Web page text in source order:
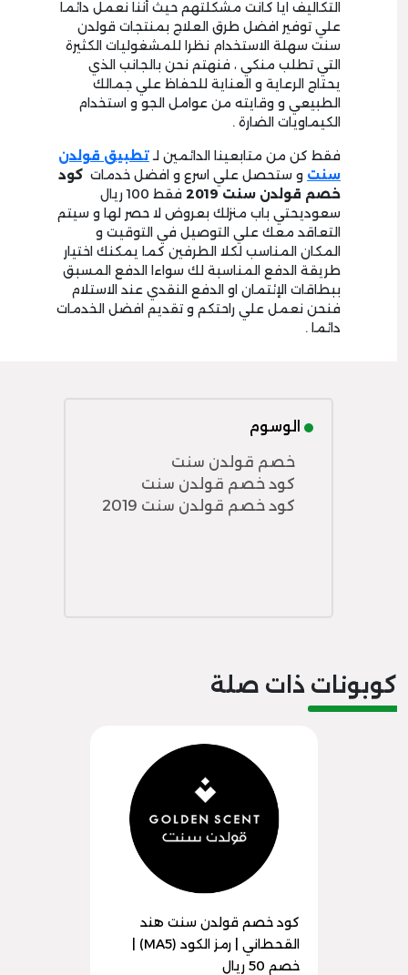
التكاليف ايا كانت مشكلتهم حيث أننا نعمل دائما
علي توفير افضل طرق العلاج بمنتجات قولدن
سنت سهلة الاستخدام نظرا للمشغوليات الكثيرة
التي تطلب منكي ، فنهتم نحن بالجانب الذي
يحتاج الرعاية و العناية للحفاظ علي جمالك
الطبيعي و وقايته من عوامل الجو و استخدام
الكيماويات الضارة .
فقط كن من متابعينا الدائمين لـتطبيق قولدن
سنت و ستحصل علي اسرع و افضل خدمات كود
خصم قولدن سنت 2019
فقط 100 ريال
سعوديحتي باب منزلك بعروض لا حصر لها و سيتم
التعاقد معك علي التوصيل في التوقيت و
المكان المناسب لكلا الطرفين كما يمكنك اختيار
طريقة الدفع المناسبة لك سواءا الدفع المسبق
ببطاقات الإئتمان او الدفع النقدي عند الاستلام
فنحن نعمل علي راحتكم و تقديم افضل الخدمات
دائما .
الوسوم
خصم قولدن سنت
كود خصم قولدن سنت
كود خصم قولدن سنت 2019
كوبونات ذات صلة
كود خصم قولدن سنت هند
القحطاني | رمز الكود (MA5) |
خصم 50 ريال